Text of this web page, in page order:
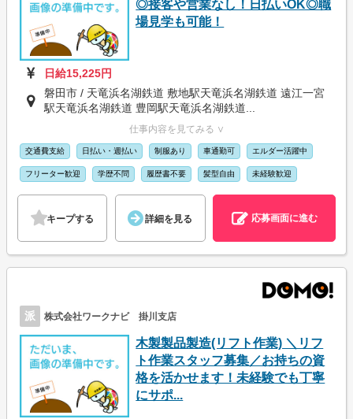
◎接客や営業なし！日払いOK◎職
場見学も可能！
日給15,225円
磐田市 / 天竜浜名湖鉄道 敷地駅天竜浜名湖鉄道 遠江一宮
駅天竜浜名湖鉄道 豊岡駅天竜浜名湖鉄道...
仕事内容を見てみる ∨
交通費支給 日払い・週払い 制服あり 車通勤可 エルダー活躍中
フリーター歓迎 学歴不問 履歴書不要 髪型自由 未経験歓迎
キープする 詳細を見る 応募画面に進む
派 株式会社ワークナビ 掛川支店
木製製品製造(リフト作業) ＼リフ
ト作業スタッフ募集／お持ちの資
格を活かせます！未経験でも丁寧
にサポ...